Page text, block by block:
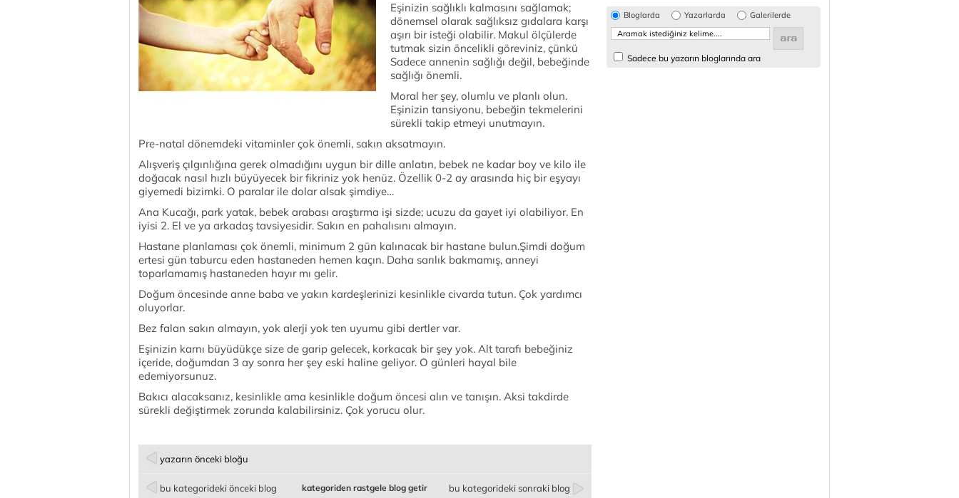
Eşinizin sağlıklı kalmasını sağlamak;
dönemsel olarak sağlıksız gıdalara karşı
aşırı bir isteği olabilir. Makul ölçülerde
tutmak sizin öncelikli göreviniz, çünkü
Sadece annenin sağlığı değil, bebeğinde
sağlığı önemli.
Moral her şey, olumlu ve planlı olun.
Eşinizin tansiyonu, bebeğin tekmelerini
sürekli takip etmeyi unutmayın.
Pre-natal dönemdeki vitaminler çok önemli, sakın aksatmayın.
Alışveriş çılgınlığına gerek olmadığını uygun bir dille anlatın, bebek ne kadar boy ve kilo ile
doğacak nasıl hızlı büyüyecek bir fikriniz yok henüz. Özellik 0-2 ay arasında hiç bir eşyayı
giyemedi bizimki. O paralar ile dolar alsak şimdiye…
Ana Kucağı, park yatak, bebek arabası araştırma işi sizde; ucuzu da gayet iyi olabiliyor. En
iyisi 2. El ve ya arkadaş tavsiyesidir. Sakın en pahalısını almayın.
Hastane planlaması çok önemli, minimum 2 gün kalınacak bir hastane bulun.Şimdi doğum
ertesi gün taburcu eden hastaneden hemen kaçın. Daha sarılık bakmamış, anneyi
toparlamamış hastaneden hayır mı gelir.
Doğum öncesinde anne baba ve yakın kardeşlerinizi kesinlikle civarda tutun. Çok yardımcı
oluyorlar.
Bez falan sakın almayın, yok alerji yok ten uyumu gibi dertler var.
Eşinizin karnı büyüdükçe size de garip gelecek, korkacak bir şey yok. Alt tarafı bebeğiniz
içeride, doğumdan 3 ay sonra her şey eski haline geliyor. O günleri hayal bile
edemiyorsunuz.
Bakıcı alacaksanız, kesinlikle ama kesinlikle doğum öncesi alın ve tanışın. Aksi takdirde
sürekli değiştirmek zorunda kalabilirsiniz. Çok yorucu olur.
yazarın önceki bloğu
bu kategorideki önceki blog bu kategorideki sonraki blog
kategoriden rastgele blog getir
Bloglarda Yazarlarda Galerilerde
Sadece bu yazarın bloglarında ara